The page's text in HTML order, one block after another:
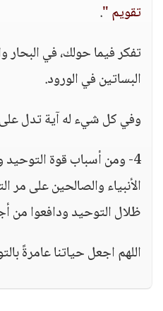
تقويم ".
تفكر فيما حولك، في البحار
البساتين في الورود.
وفي كل شيء له آية تدل
4- ومن أسباب قوة التوحيد
الأنبياء والصالحين على مر
ظلال التوحيد ودافعوا من
اللهم اجعل حياتنا عامرةً